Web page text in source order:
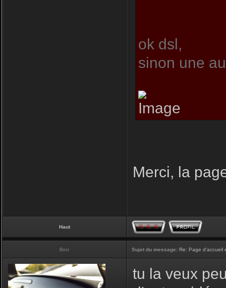
ok dsl,
sinon une
Merci, la
Haut
Ben Sujet du message: Re: Page d'accueil
tu la veux